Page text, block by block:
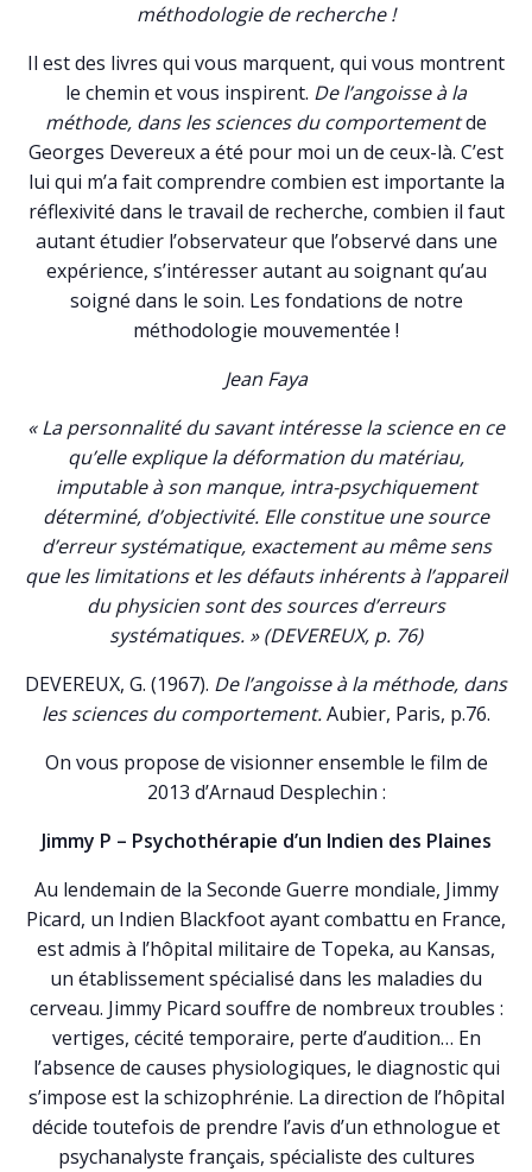
méthodologie de recherche !
Il est des livres qui vous marquent, qui vous montrent
le chemin et vous inspirent. De l’angoisse à la
méthode, dans les sciences du comportementde
Georges Devereux a été pour moi un de ceux-là. C’est
lui qui m’a fait comprendre combien est importante la
réflexivité dans le travail de recherche, combien il faut
autant étudier l’observateur que l’observé dans une
expérience, s’intéresser autant au soignant qu’au
soigné dans le soin. Les fondations de notre
méthodologie mouvementée !
Jean Faya
« La personnalité du savant intéresse la science en ce
qu’elle explique la déformation du matériau,
imputable à son manque, intra-psychiquement
déterminé, d’objectivité. Elle constitue une source
d’erreur systématique, exactement au même sens
que les limitations et les défauts inhérents à l’appareil
du physicien sont des sources d’erreurs
systématiques. » (DEVEREUX, p. 76)
DEVEREUX, G. (1967). De l’angoisse à la méthode, dans
les sciences du comportement.Aubier, Paris, p.76.
On vous propose de visionner ensemble le film de
2013 d’Arnaud Desplechin :
Jimmy P – Psychothérapie d’un Indien des Plaines
Au lendemain de la Seconde Guerre mondiale, Jimmy
Picard, un Indien Blackfoot ayant combattu en France,
est admis à l’hôpital militaire de Topeka, au Kansas,
un établissement spécialisé dans les maladies du
cerveau. Jimmy Picard souffre de nombreux troubles :
vertiges, cécité temporaire, perte d’audition… En
l’absence de causes physiologiques, le diagnostic qui
s’impose est la schizophrénie. La direction de l’hôpital
décide toutefois de prendre l’avis d’un ethnologue et
psychanalyste français, spécialiste des cultures